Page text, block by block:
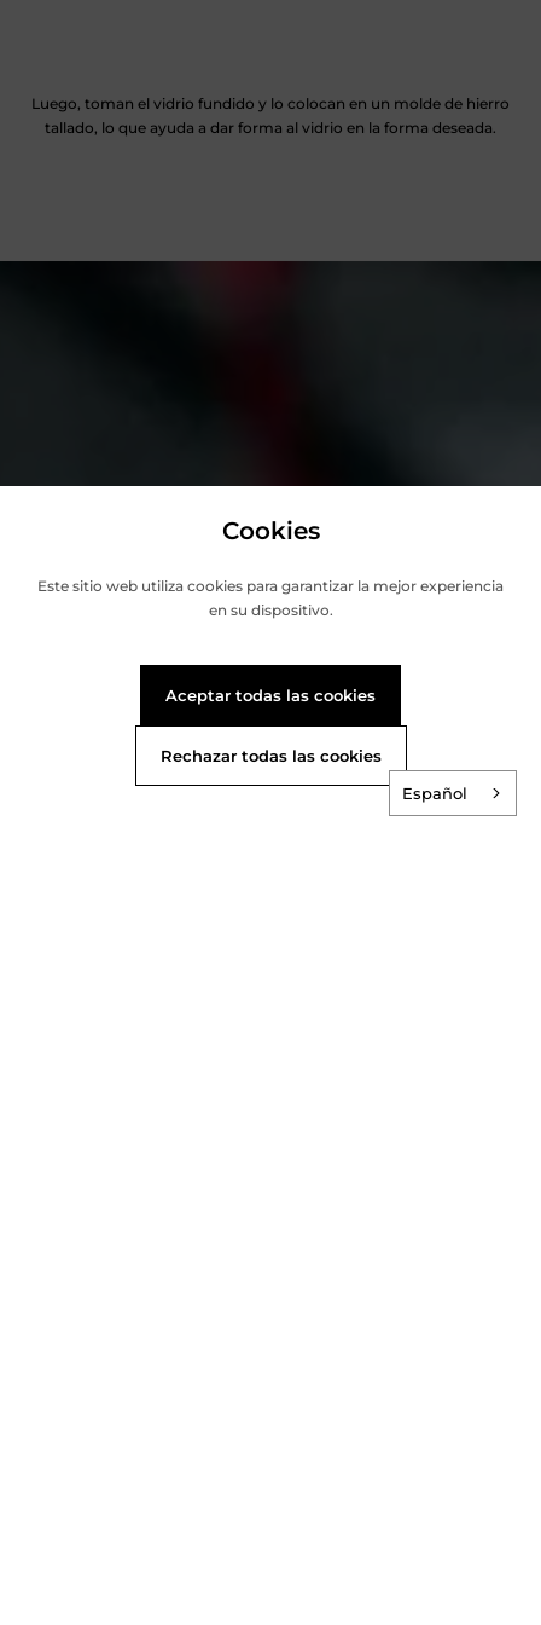
Luego, toman el vidrio fundido y lo colocan en un molde de hierro
tallado, lo que ayuda a dar forma al vidrio en la forma deseada.
Cookies
Este sitio web utiliza cookies para garantizar la mejor experiencia
en su dispositivo.
Aceptar todas las cookies
Rechazar todas las cookies
Español